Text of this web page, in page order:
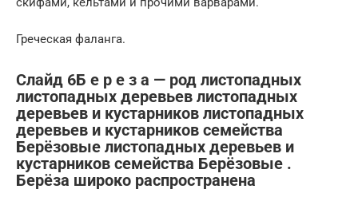
Греческая фаланга.
Слайд 6Б е р е з а — род листопадных
листопадных деревьев листопадных
деревьев и кустарников листопадных
деревьев и кустарников семейства
Берёзовые листопадных деревьев и
кустарников семейства Берёзовые .
Берёза широко распространена